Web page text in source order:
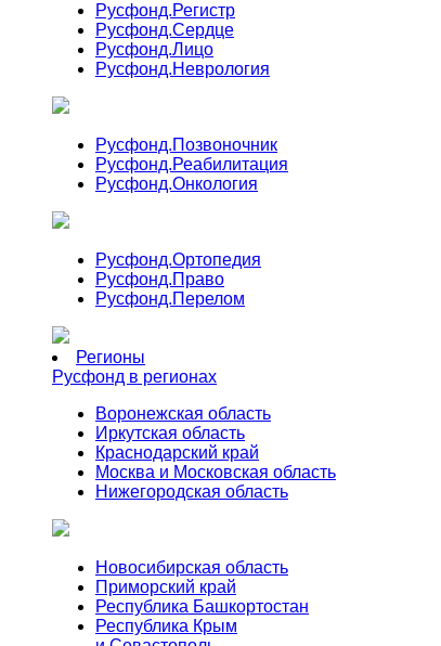
Русфонд.Регистр
Русфонд.Сердце
Русфонд.Лицо
Русфонд.Неврология
Русфонд.Позвоночник
Русфонд.Реабилитация
Русфонд.Онкология
Русфонд.Ортопедия
Русфонд.Право
Русфонд.Перелом
Регионы
Русфонд в регионах
Воронежская область
Иркутская область
Краснодарский край
Москва и Московская область
Нижегородская область
Новосибирская область
Приморский край
Республика Башкортостан
Республика Крым